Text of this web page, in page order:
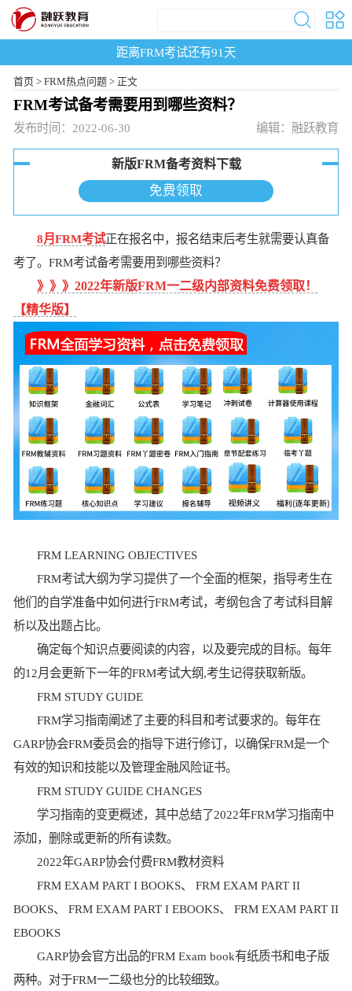
距离FRM考试还有91 天
首页> FRM热点问题 > 正文
FRM考试备考需要用到哪些资料？
发布时间：2022-06-30 编辑：融跃教育
新版FRM备考资料下载
免费领取
8月FRM考试正在报名中，报名结束后考生就需要认真备
考了。FRM考试备考需要用到哪些资料？
》》》2022年新版FRM一二级内部资料免费领取！
【精华版】
FRM LEARNING OBJECTIVES
FRM考试大纲为学习提供了一个全面的框架，指导考生在
他们的自学准备中如何进行FRM考试，考纲包含了考试科目解
析以及出题占比。
确定每个知识点要阅读的内容，以及要完成的目标。每年
的12月会更新下一年的FRM考试大纲,考生记得获取新版。
FRM STUDY GUIDE
FRM学习指南阐述了主要的科目和考试要求的。每年在
GARP协会FRM委员会的指导下进行修订，以确保FRM是一个
有效的知识和技能以及管理金融风险证书。
FRM STUDY GUIDE CHANGES
学习指南的变更概述，其中总结了2022年FRM学习指南中
添加，删除或更新的所有读数。
2022年GARP协会付费FRM教材资料
FRM EXAM PART I BOOKS、 FRM EXAM PART II
BOOKS、 FRM EXAM PART I EBOOKS、 FRM EXAM PART II
EBOOKS
GARP协会官方出品的FRM Exam book有纸质书和电子版
两种。对于FRM一二级也分的比较细致。